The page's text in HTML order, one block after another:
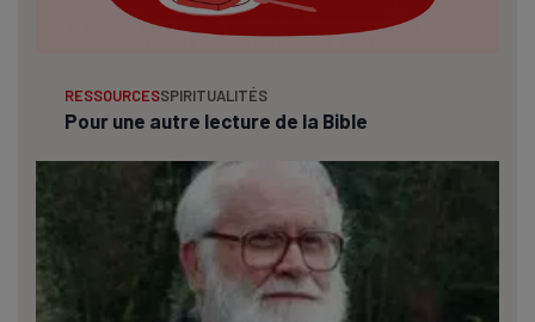
RESSOURCESSPIRITUALITÉS
Pour une autre lecture de la Bible